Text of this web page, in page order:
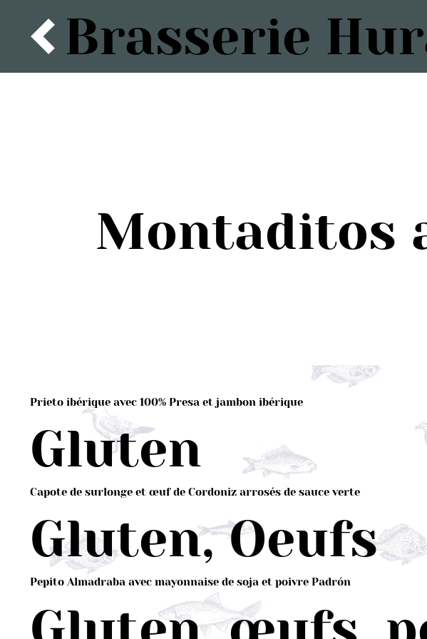
Montaditos
Prieto ibérique avec 100% Presa et jambon ibérique
Gluten
Capote de surlonge et œuf de Cordoniz arrosés de sauce verte
Gluten, Oeufs
Pepito Almadraba avec mayonnaise de soja et poivre Padrón
Brasserie